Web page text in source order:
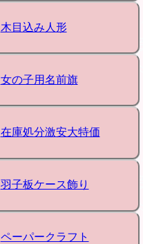
木目込み人形
女の子用名前旗
在庫処分激安大特価
羽子板ケース飾り
ペーパークラフト